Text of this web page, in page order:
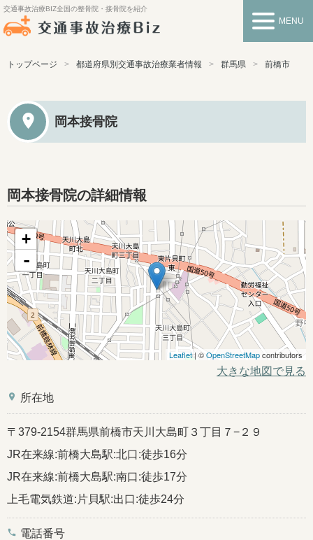
交通事故治療BIZ全国の整骨院・接骨院を紹介
MENU
トップページ 都道府県別交通事故治療業者情報 群馬県 前橋市
岡本接骨院
岡本接骨院の詳細情報
+
-
Leaflet| ©OpenStreetMapcontributors
大きな地図で見る
place 所在地
〒379-2154群馬県前橋市天川大島町３丁目７−２９
JR在来線:前橋大島駅:北口:徒歩16分
JR在来線:前橋大島駅:南口:徒歩17分
上毛電気鉄道:片貝駅:出口:徒歩24分
phone 電話番号